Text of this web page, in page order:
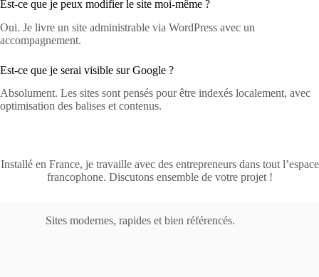
Est-ce que je peux modifier le site moi-même ?
Oui. Je livre un site administrable via WordPress avec un
accompagnement.
Est-ce que je serai visible sur Google ?
Absolument. Les sites sont pensés pour être indexés localement, avec
optimisation des balises et contenus.
Installé en France, je travaille avec des entrepreneurs dans tout l’espace
francophone. Discutons ensemble de votre projet !
Sites modernes, rapides et bien référencés.